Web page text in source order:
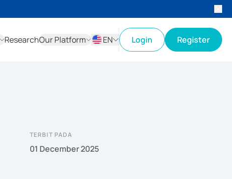
ResearchOur Platform
EN
Login Register
TERBIT PADA
01 December 2025